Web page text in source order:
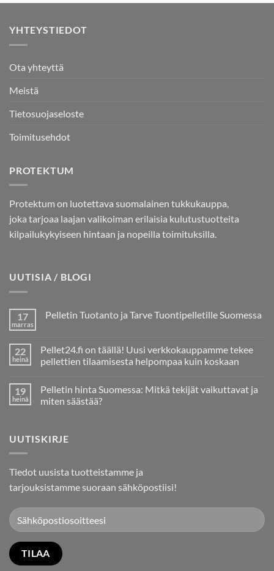
538,00 €.459,00 €.
YHTEYSTIEDOT
Ota yhteyttä
Meistä
Tietosuojaseloste
Toimitusehdot
PROTEKTUM
Protektum on luotettava suomalainen tukkukauppa,
joka tarjoaa laajan valikoiman erilaisia kulutustuotteita
kilpailukykyiseen hintaan ja nopeilla toimituksilla.
UUTISIA / BLOGI
17
marras
Pelletin Tuotanto ja Tarve Tuontipelletille Suomessa
Pelletin
Tuotanto
ja
Suomessa
22
heinä
Pellet24.fi on täällä! Uusi verkkokauppamme tekee
pellettien tilaamisesta helpompaa kuin koskaan
artikkeliin
Pellet24.fi
on
tekee
pellettien
koskaan
19
heinä
Pelletin hinta Suomessa: Mitkä tekijät vaikuttavat ja
miten säästää?
Pelletin
hinta
tekijät
vaikuttavat
ja
miten
UUTISKIRJE
Tiedot uusista tuotteistamme ja
tarjouksistamme suoraan sähköpostiisi!